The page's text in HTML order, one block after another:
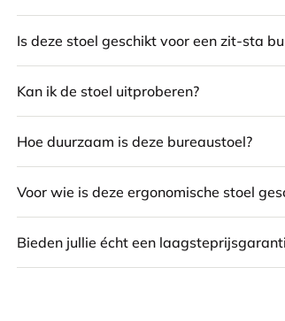
Is deze stoel geschikt voor een zit-sta
Kan ik de stoel uitproberen?
Hoe duurzaam is deze bureaustoel?
Voor wie is deze ergonomische stoel
Bieden jullie écht een